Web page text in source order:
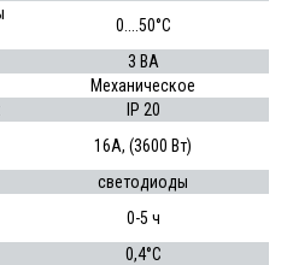
0....50°С
3 ВА
Механическое
IP 20
16А, (3600 Вт)
светодиоды
0-5 ч
0,4°С